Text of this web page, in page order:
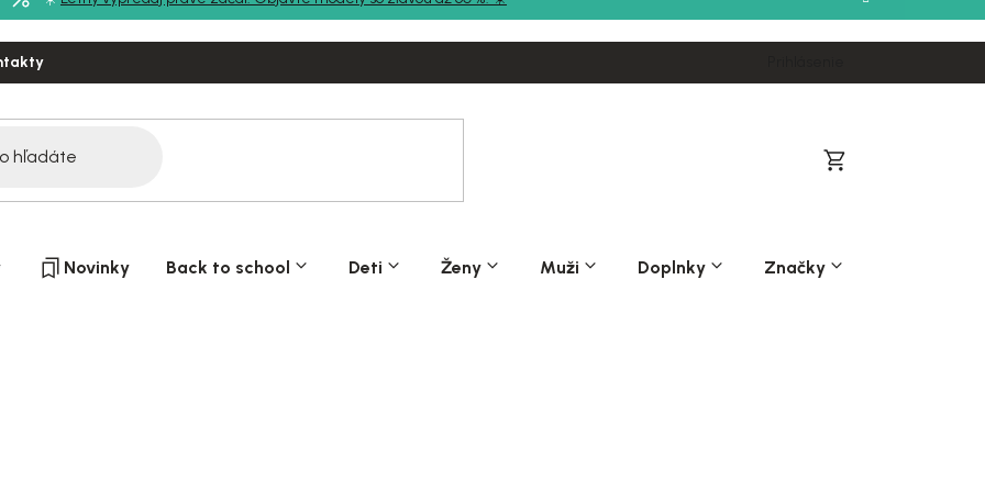
Nákupný
Novinky Back to school Deti Ženy Muži Doplnky Značky